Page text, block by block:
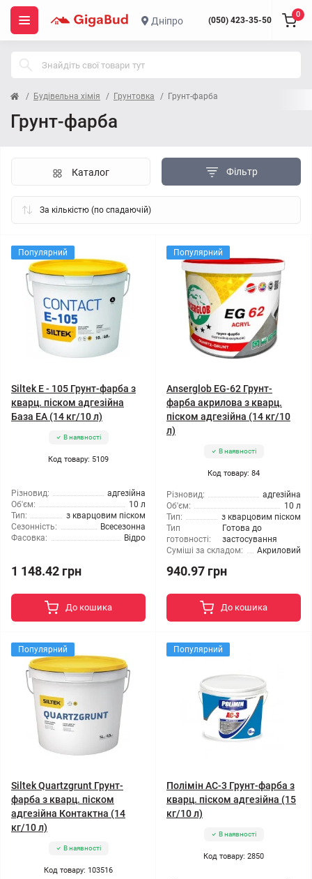
Дніпро (050) 423-35-50
0
Будівельна хімія Грунтовка Грунт-фарба
Грунт-фарба
Фільтр
Каталог
Популярний
Siltek E - 105 Грунт-фарба з
кварц. піском адгезійна
База ЕА (14 кг/10 л)
В наявності
Код товару: 5109
Різновид:
адгезійна
Об'єм:
10 л
Тип:
з кварцовим піском
Сезонність:
Всесезонна
Фасовка:
Відро
1 148.42 грн
До кошика
Популярний
Anserglob EG-62 Грунт-
фарба акрилова з кварц.
піском адгезійна (14 кг/10
л)
В наявності
Код товару: 84
Різновид:
адгезійна
Об'єм:
10 л
Тип:
з кварцовим піском
Тип
готовності:
Готова до
застосування
Суміші за складом:
Акриловий
940.97 грн
До кошика
Популярний
Siltek Quartzgrunt Грунт-
фарба з кварц. піском
адгезійна Контактна (14
кг/10 л)
В наявності
Код товару: 103516
Популярний
Полімін АС-3 Грунт-фарба з
кварц. піском адгезійна (15
кг/10 л)
В наявності
Код товару: 2850